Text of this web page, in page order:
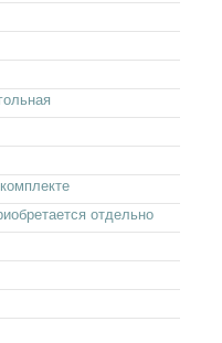
отдельно